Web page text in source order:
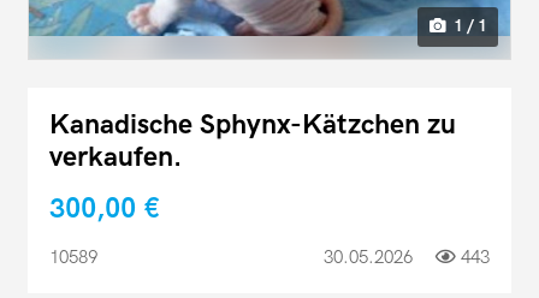
1 / 1
Kanadische Sphynx-Kätzchen zu
verkaufen.
300,00 €
10589 30.05.2026 443